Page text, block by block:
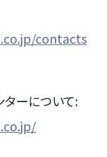
contacts
ターについて: